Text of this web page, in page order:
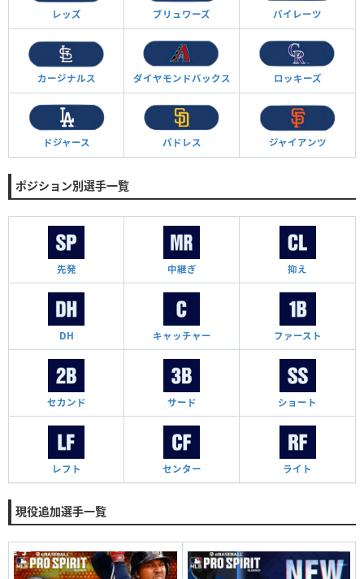
レッズ ブリュワーズ パイレーツ
カージナルス ダイヤモンドバックス ロッキーズ
ドジャース パドレス ジャイアンツ
ポジション別選手一覧
先発 中継ぎ 抑え
DH キャッチャー ファースト
セカンド サード ショート
レフト センター ライト
現役追加選手一覧